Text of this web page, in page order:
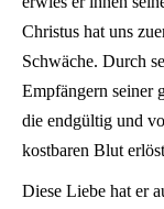
Christus hat uns
Schwäche. Durch
Empfängern seiner
die endgültig und
kostbaren Blut
Diese Liebe hat er